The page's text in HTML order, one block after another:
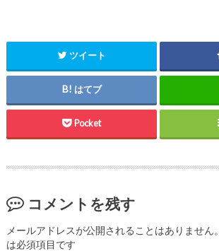
ツイート
はてブ
Pocket
コメントを残す
メールアドレスが公開されることはありません。
は必須項目です